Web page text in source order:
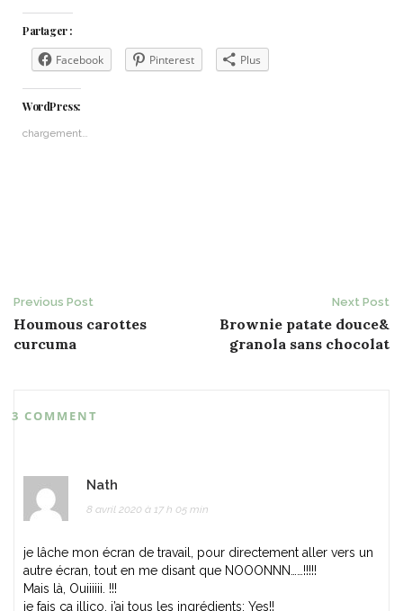
Partager :
Facebook Pinterest Plus
WordPress:
chargement…
Post
navigation
Previous Post
Houmous carottes
curcuma
Next Post
Brownie patate douce&
granola sans chocolat
3 COMMENT
Nath
8 avril 2020 à 17 h 05 min
je lâche mon écran de travail, pour directement aller vers un
autre écran, tout en me disant que NOOONNN……!!!!!
Mais là, Ouiiiiii. !!!
je fais ça illico, j’ai tous les ingrédients; Yes!!